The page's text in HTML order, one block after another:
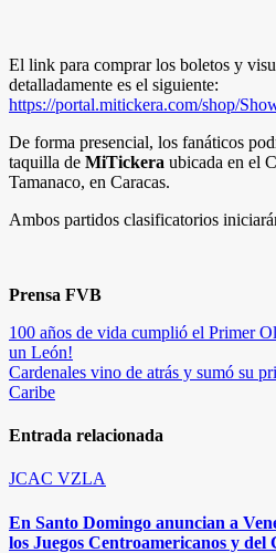
El link para comprar los boletos y
detalladamente es el siguiente:
https://portal.mitickera.com/shop/
De forma presencial, los fanáticos
taquilla de MiTickera ubicada en el
Tamanaco, en Caracas.
Ambos partidos clasificatorios
Prensa FVB
Navegación
de
entradas
100 años de vida cumplió el Primer
un León!
Cardenales vino de atrás y sumó su
Caribe
Entrada relacionada
JCAC VZLA
En Santo Domingo anuncian a
los Juegos Centroamericanos y del